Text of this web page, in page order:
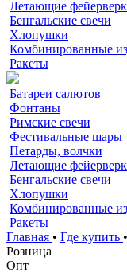
Летающие
Бенгальские свечи
Хлопушки
Комбинированные
Ракеты
Батареи салютов
Фонтаны
Римские свечи
Фестивальные шары
Петарды, волчки
Летающие
Бенгальские свечи
Хлопушки
Комбинированные
Ракеты
Главная • Где купить •
Розница
Опт